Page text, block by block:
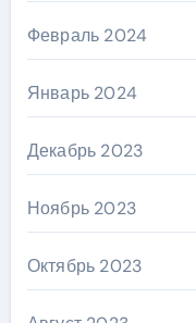
Февраль 2024
Январь 2024
Декабрь 2023
Ноябрь 2023
Октябрь 2023